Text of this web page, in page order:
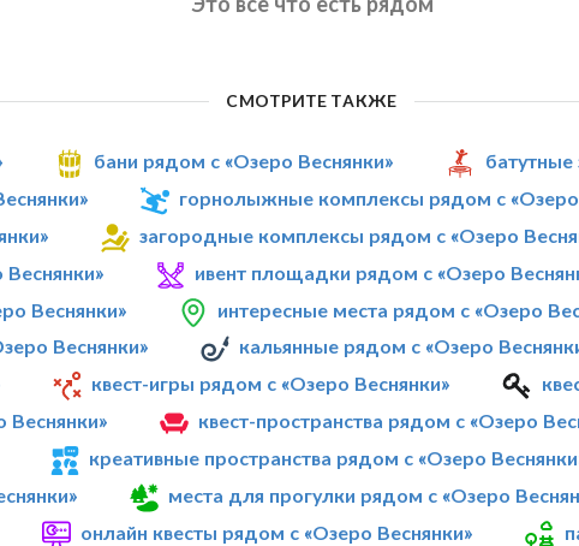
СМОТРИТЕ ТАКЖЕ
бани рядом с «Озеро Веснянки»
горнолыжные комплексы рядом с «Озеро
загородные комплексы рядом с «Озеро
ивент площадки рядом с «Озеро
Веснянки»
интересные места рядом с «Озеро
Веснянки»
кальянные рядом с «Озеро
квест-игры рядом с «Озеро Веснянки»
Веснянки»
квест-пространства рядом с «Озеро
креативные пространства рядом с «Озеро
места для прогулки рядом с «Озеро
онлайн квесты рядом с «Озеро Веснянки»